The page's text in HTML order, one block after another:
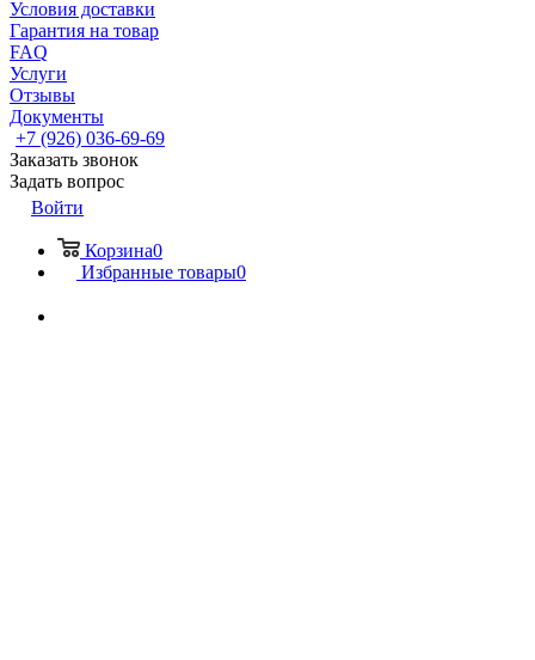
Условия доставки
Гарантия на товар
FAQ
Услуги
Отзывы
Документы
+7 (926) 036-69-69
Заказать звонок
Задать вопрос
Войти
Корзина0
Избранные товары0